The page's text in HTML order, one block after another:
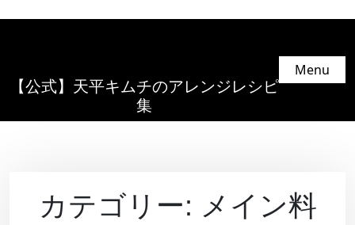
【公式】天平キムチのアレンジレシピ
集
Menu
カテゴリー: メイン料